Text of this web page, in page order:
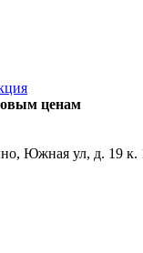
ценам
Южная ул, д. 19 к.